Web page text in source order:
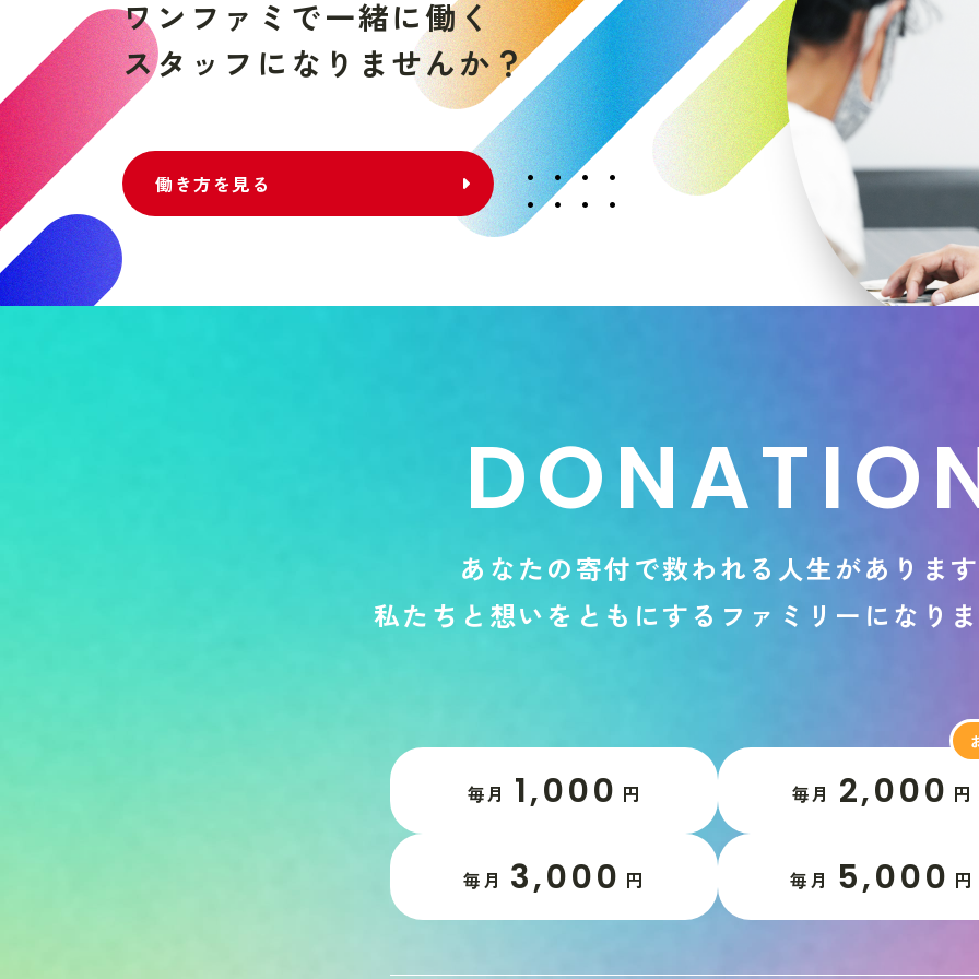
ワ ン フ ァ ミ で一緒に働く
スタ ッ フ に な り ませんか？
働き方を見る
DONATIO
あ なたの寄付で救われる 人生があ り ま す
私た ち と 想いを と も にする フ ァ ミ リ ー に な り ま
毎月 1,000 円 毎月 2,000 円
毎月 3,000 円 毎月 5,000 円